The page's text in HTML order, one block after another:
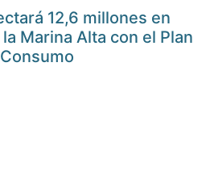
12,6 millones en
Marina Alta con el Plan